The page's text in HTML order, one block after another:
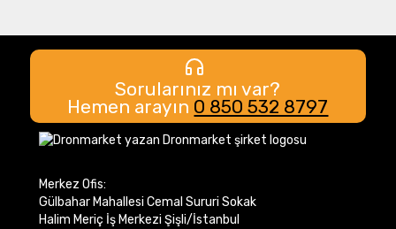
Sorularınız mı var?
Hemen arayın 0 850 532 8797
Merkez Ofis:
Gülbahar Mahallesi Cemal Sururi Sokak
Halim Meriç İş Merkezi Şişli/İstanbul